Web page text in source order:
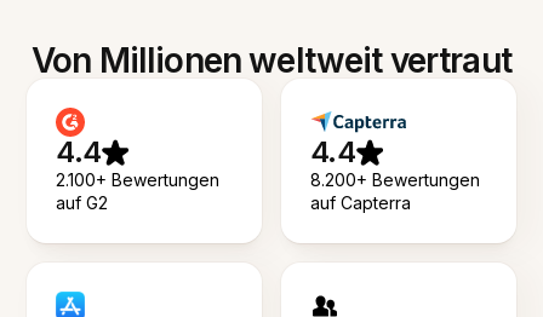
Von Millionen weltweit vertraut
4.4
2.100+ Bewertungen
auf G2
4.4
8.200+ Bewertungen
auf Capterra